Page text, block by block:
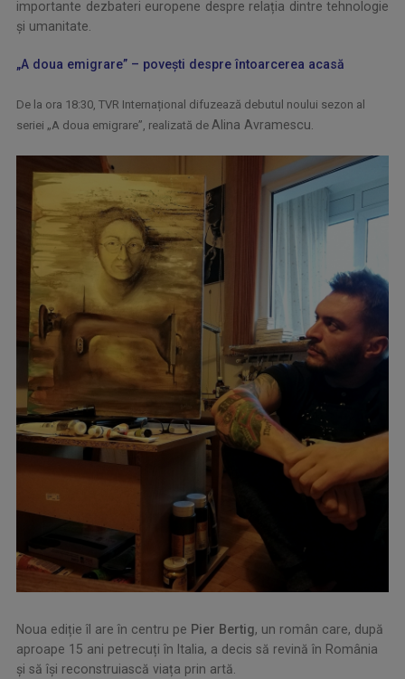
importante dezbateri europene despre relația dintre tehnologie
și umanitate.
„A doua emigrare” – povești despre întoarcerea acasă
De la ora 18:30, TVR Internațional difuzează debutul noului sezon al
seriei „A doua emigrare”, realizată de Alina Avramescu.
Noua ediție îl are în centru pe Pier Bertig, un român care, după
aproape 15 ani petrecuți în Italia, a decis să revină în România
și să își reconstruiască viața prin artă.